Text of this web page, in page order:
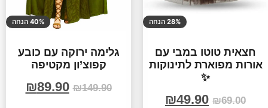
28% הנחה
חצאית טוטו במבי עם
אורות מפוארת לתינוקות
✨
₪69.00
₪49.90
40% הנחה
גלימה ירוקה עם כובע
קפוצ’ון מקטיפה
₪149.90
₪89.90